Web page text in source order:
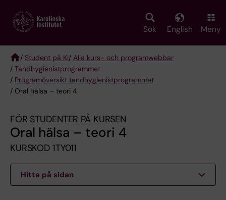
main
Sök English Meny
Breadcrumb
/ Student på KI/ Alla kurs- och programwebbar
/ Tandhygienist­programmet
/ Programöversikt tandhygienistprogrammet
/ Oral hälsa – teori 4
FÖR STUDENTER PÅ KURSEN
Oral hälsa – teori 4
KURSKOD 1TY011
Hitta på sidan